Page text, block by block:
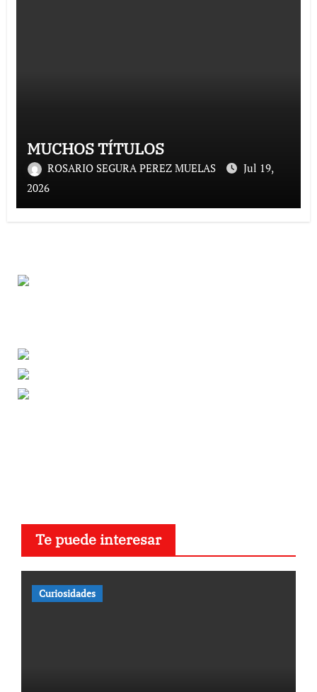
MUCHOS TÍTULOS
ROSARIO SEGURA PEREZ MUELAS
Jul 19,
2026
Te puede interesar
Curiosidades